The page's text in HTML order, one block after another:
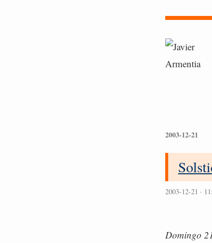
2003-12-21
2003-12-21 ·
Domingo